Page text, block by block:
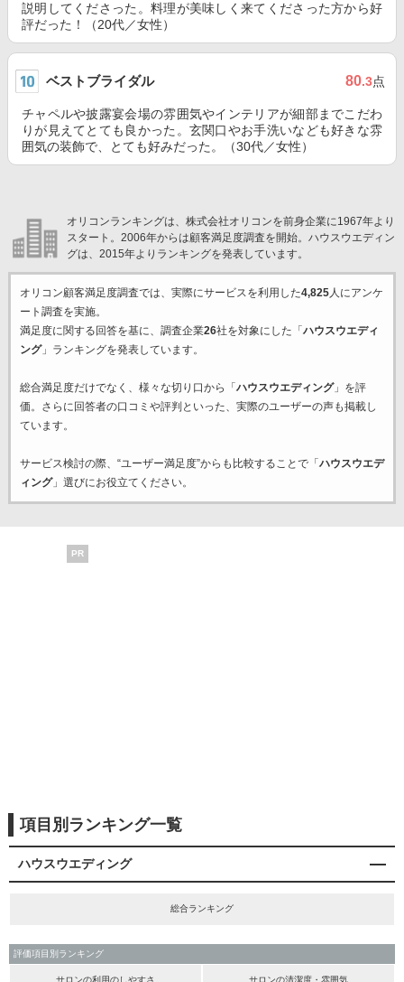
説明してくださった。料理が美味しく来てくださった方から好
評だった！（20代／女性）
ベストブライダル 80.3点
チャペルや披露宴会場の雰囲気やインテリアが細部までこだわ
りが見えてとても良かった。玄関口やお手洗いなども好きな雰
囲気の装飾で、とても好みだった。（30代／女性）
オリコンランキングは、株式会社オリコンを前身企業に1967年より
スタート。2006年からは顧客満足度調査を開始。ハウスウエディン
グは、2015年よりランキングを発表しています。
オリコン顧客満足度調査では、実際にサービスを利用した4,825人にアンケ
ート調査を実施。
満足度に関する回答を基に、調査企業26社を対象にした「 ハウスウエディ
ング」ランキングを発表しています。
総合満足度だけでなく、様々な切り口から「 ハウスウエディング」を評
価。さらに回答者の口コミや評判といった、実際のユーザーの声も掲載し
ています。
サービス検討の際、“ユーザー満足度”からも比較することで「 ハウスウエデ
ィング」選びにお役立てください。
PR
項目別ランキング一覧
ハウスウエディング
総合ランキング
評価項目別ランキング
サロンの利用のしやすさ サロンの清潔度・雰囲気